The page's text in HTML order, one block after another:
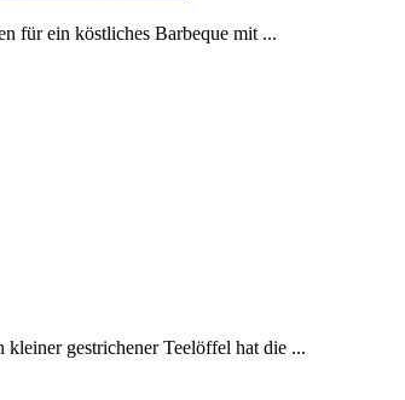
für ein köstliches Barbeque mit ...
gestrichener Teelöffel hat die ...